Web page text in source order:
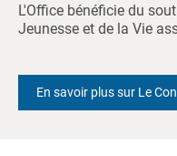
L'Office bénéficie du
Jeunesse et de la Vie
En savoir plus sur Le